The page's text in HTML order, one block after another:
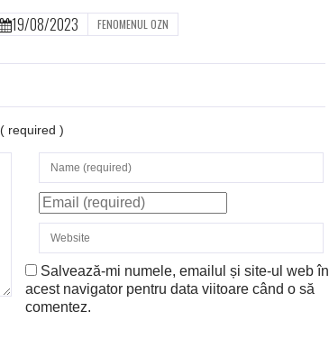
19/08/2023 FENOMENUL OZN
( required )
Salvează-mi numele, emailul și site-ul web în
acest navigator pentru data viitoare când o să
comentez.